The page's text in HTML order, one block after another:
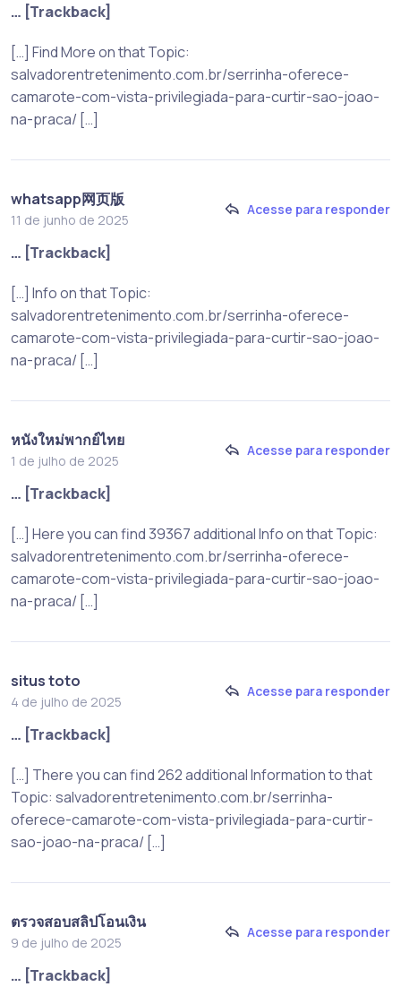
… [Trackback]
[…] Find More on that Topic:
salvadorentretenimento.com.br/serrinha-oferece-
camarote-com-vista-privilegiada-para-curtir-sao-joao-
na-praca/ […]
whatsapp网页版
11 de junho de 2025
Acesse para responder
… [Trackback]
[…] Info on that Topic:
salvadorentretenimento.com.br/serrinha-oferece-
camarote-com-vista-privilegiada-para-curtir-sao-joao-
na-praca/ […]
หนังใหม่พากย์ไทย
1 de julho de 2025
Acesse para responder
… [Trackback]
[…] Here you can find 39367 additional Info on that Topic:
salvadorentretenimento.com.br/serrinha-oferece-
camarote-com-vista-privilegiada-para-curtir-sao-joao-
na-praca/ […]
situs toto
4 de julho de 2025
Acesse para responder
… [Trackback]
[…] There you can find 262 additional Information to that
Topic: salvadorentretenimento.com.br/serrinha-
oferece-camarote-com-vista-privilegiada-para-curtir-
sao-joao-na-praca/ […]
ตรวจสอบสลิปโอนเงิน
9 de julho de 2025
Acesse para responder
… [Trackback]